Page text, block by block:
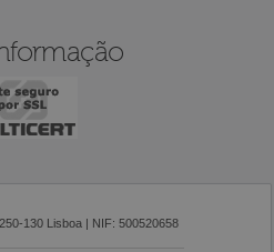
130 Lisboa | NIF: 500520658